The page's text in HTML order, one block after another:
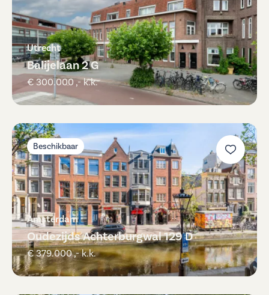
Utrecht
Balijelaan 2 G
€ 300.000 ,- k.k.
Beschikbaar
Amsterdam
Oudezijds Achterburgwal 129 D
€ 379.000 ,- k.k.